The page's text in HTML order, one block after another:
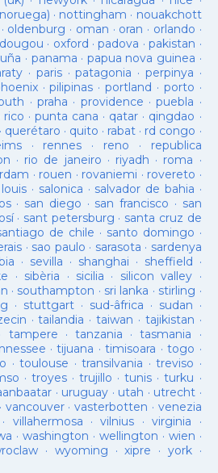
· nottingham · nouakchott
· oldenburg · oman · oran · orlando ·
· oxford ·padova ·pakistan ·
· panama · papua nova guinea ·
· paris·patagonia · perpinya ·
·pilipinas ·portland · porto ·
·praha · providence ·puebla ·
·punta cana · qatar · qingdao ·
· querétaro · quito · rabat · rd congo ·
· rennes · reno · republica
· rio de janeiro · riyadh · roma ·
· rouen · rovaniemi · rovereto ·
· salonica · salvador de bahia ·
· san diego · san francisco · san
· sant petersburg · santa cruz de
de chile · santo domingo ·
· sao paulo · sarasota · sardenya
· sevilla · shanghai · sheffield ·
· sibèria · sicilia · silicon valley ·
· southampton · sri lanka · stirling ·
· stuttgart· sud-âfrica · sudan ·
·tailandia ·taiwan · tajikistan ·
tampere · tanzania ·tasmania ·
·tijuana ·timisoara ·togo ·
·toulouse ·transilvania ·treviso ·
· troyes·trujillo ·tunis ·turku ·
· uruguay · utah · utrecht ·
· vancouver· vasterbotten · venezia
· villahermosa ·vilnius ·virginia ·
·washington · wellington · wien ·
· wyoming ·xipre · york·